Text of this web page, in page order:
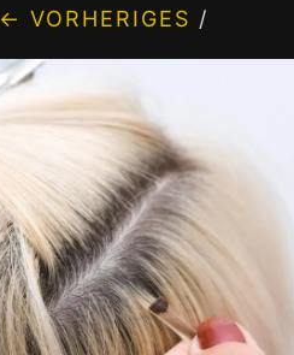
← VORHERIGES /